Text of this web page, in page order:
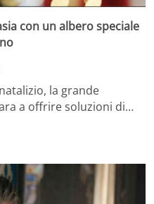
con un albero speciale
la grande
a offrire soluzioni di…